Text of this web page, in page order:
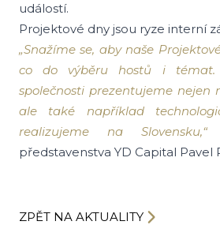
událostí.
Projektové dny jsou ryze interní
„Snažíme se, aby naše
co do výběru hostů i témat.
společnosti prezentujeme nejen
ale také například
realizujeme na Slovensku,“
představenstva YD Capital Pavel
ZPĚT NA AKTUALITY